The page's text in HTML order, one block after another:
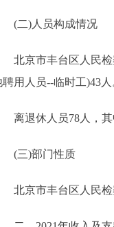
二)人员构成情况
京市丰台区人民检察
聘用人员--临时工)43人
退休人员78人，其
三)部门性质
京市丰台区人民检